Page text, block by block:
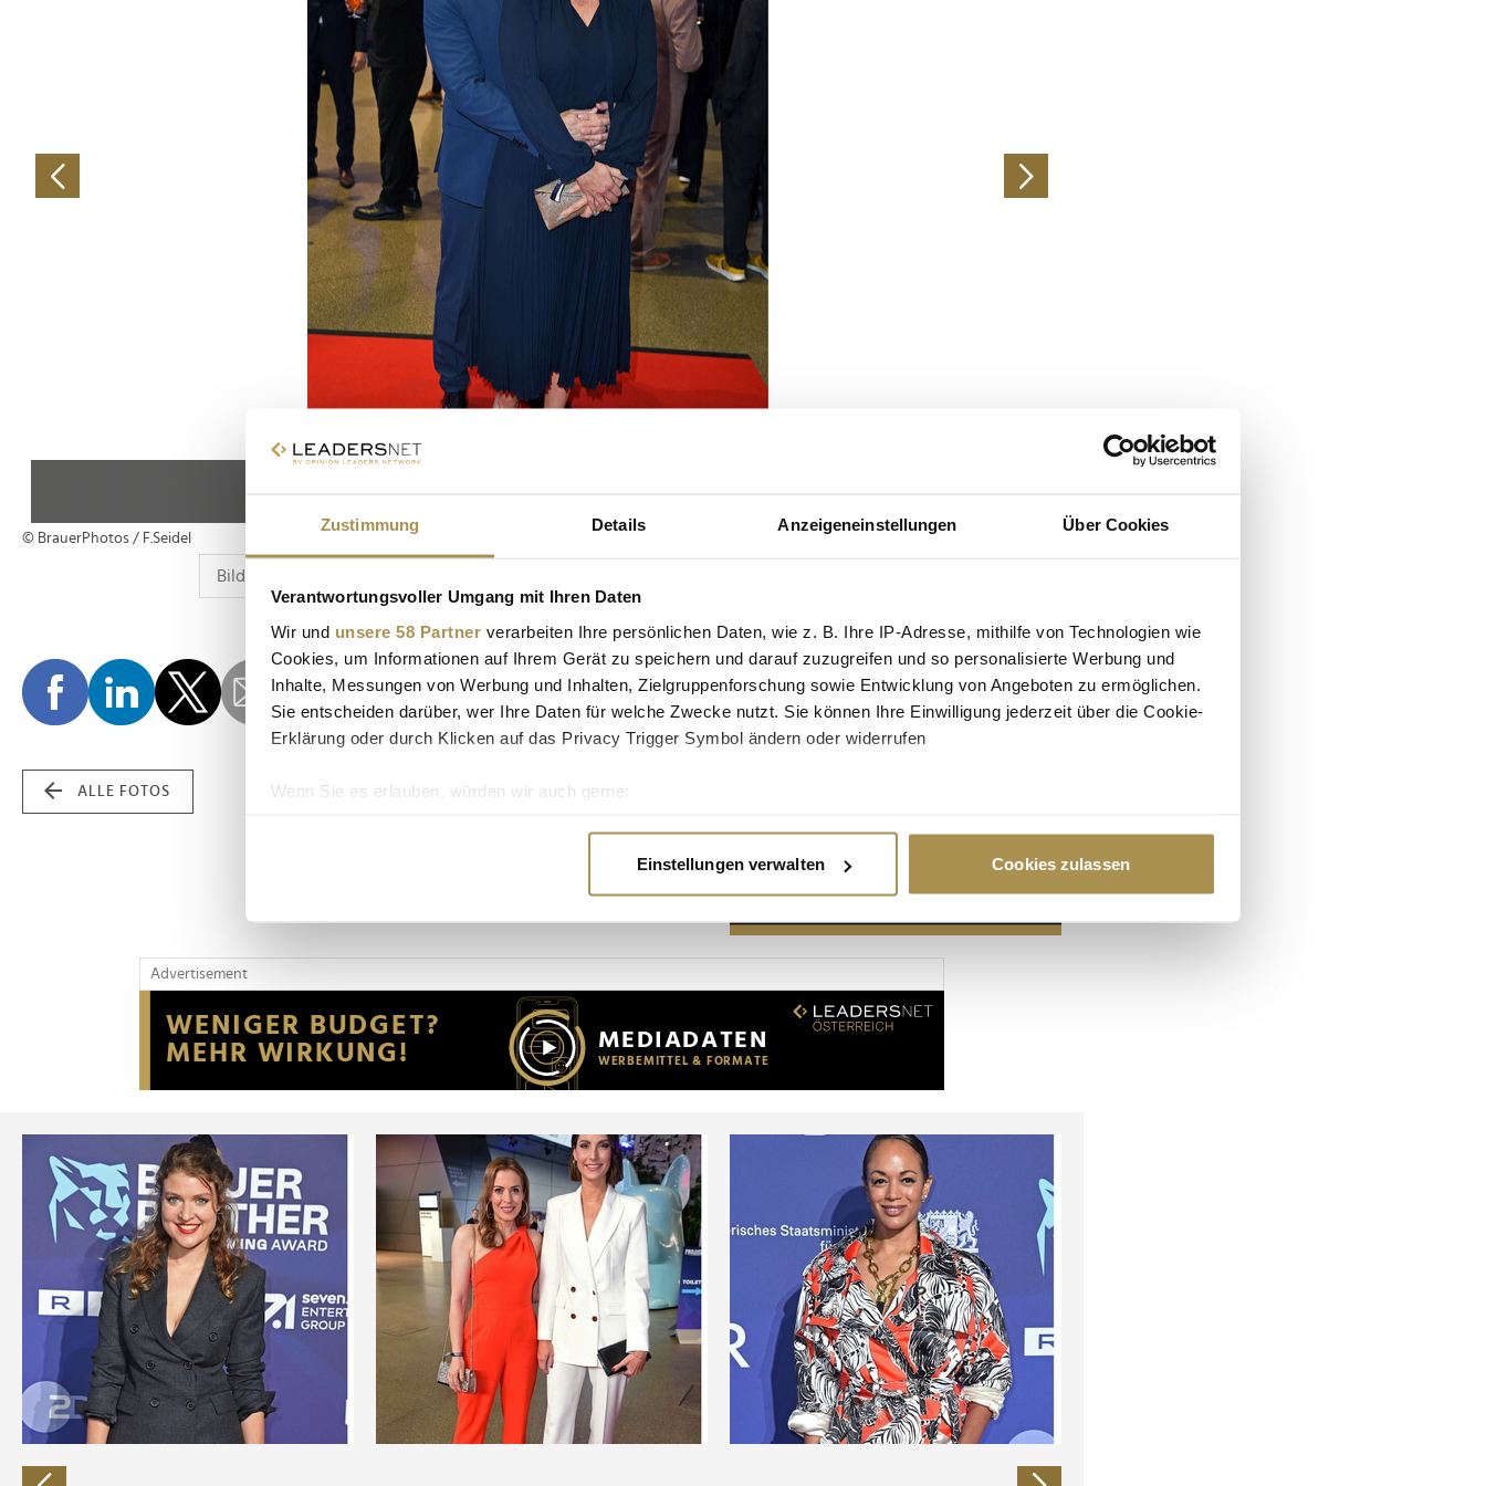
Zustimmung Details Anzeigeneinstellungen Über Cookies
Verantwortungsvoller Umgang mit Ihren Daten
Wir und unsere 58 Partner verarbeiten Ihre persönlichen Daten, wie z. B. Ihre IP-Adresse, mithilfe von Technologien wie
Cookies, um Informationen auf Ihrem Gerät zu speichern und darauf zuzugreifen und so personalisierte Werbung und
Inhalte, Messungen von Werbung und Inhalten, Zielgruppenforschung sowie Entwicklung von Angeboten zu ermöglichen.
Sie entscheiden darüber, wer Ihre Daten für welche Zwecke nutzt. Sie können Ihre Einwilligung jederzeit über die Cookie-
Erklärung oder durch Klicken auf das Privacy Trigger Symbol ändern oder widerrufen
Wenn Sie es erlauben, würden wir auch gerne:
Erfahren Sie mehr darüber, wie Ihre persönlichen Daten verarbeitet werden, und legen Sie Ihre Präferenzen im
Wir verwenden Cookies, um Inhalte und Anzeigen zu personalisieren, Funktionen für soziale Medien anbieten zu können
Website an unsere Partner für soziale Medien, Werbung und Analysen weiter. Unsere Partner führen diese Informationen
möglicherweise mit weiteren Daten zusammen, die Sie ihnen bereitgestellt haben oder die sie im Rahmen Ihrer Nutzung
der Dienste gesammelt haben.
Einstellungen verwalten Cookies zulassen
© BrauerPhotos / F.Seidel
ALLE FOTOS
Advertisement
Advertisement